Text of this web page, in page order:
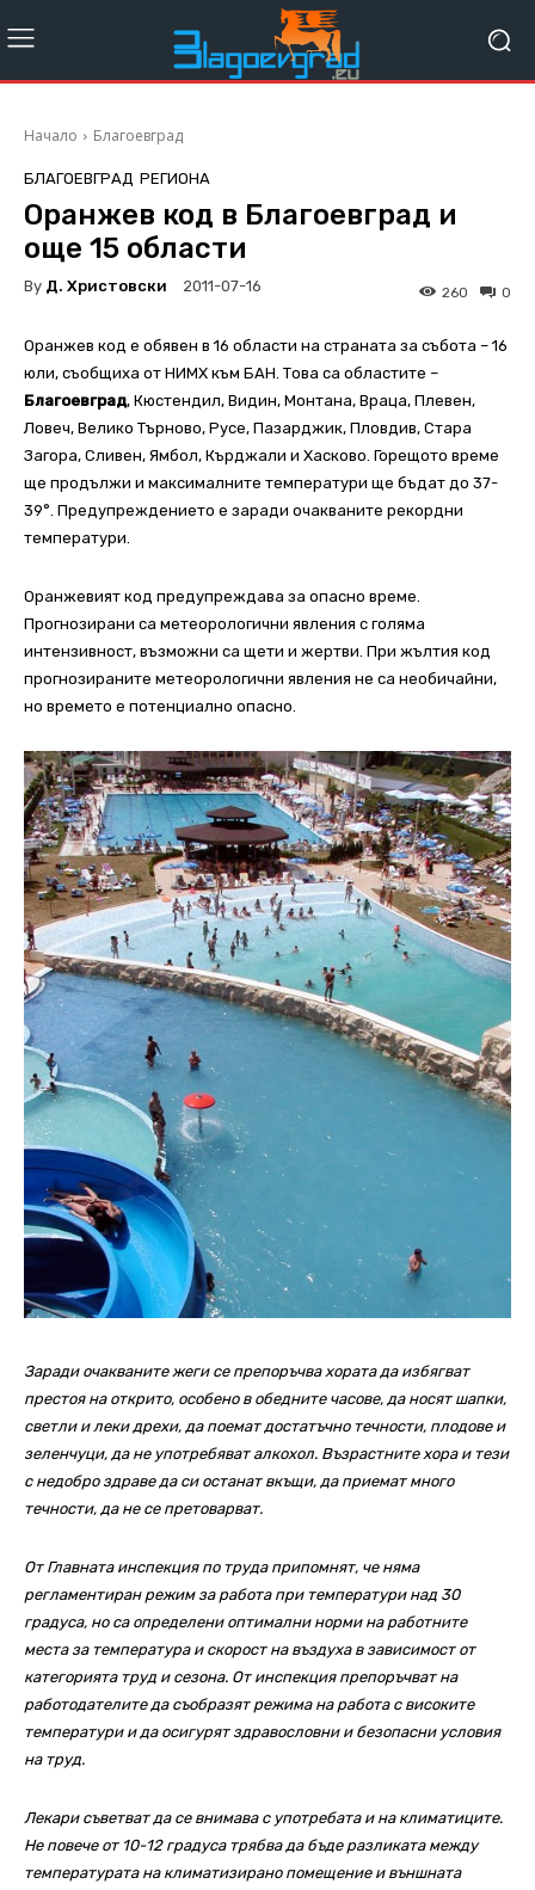
Начало Благоевград
БЛАГОЕВГРАД РЕГИОНА
Оранжев код в Благоевград и
още 15 области
By Д. Христовски 2011-07-16 0
260
Оранжев код е обявен в 16 области на страната за събота – 16
юли, съобщиха от НИМХ към БАН. Това са областите –
Благоевград, Кюстендил, Видин, Монтана, Враца, Плевен,
Ловеч, Велико Търново, Русе, Пазарджик, Пловдив, Стара
Загора, Сливен, Ямбол, Кърджали и Хасково. Горещото време
ще продължи и максималните температури ще бъдат до 37-
39°. Предупреждението е заради очакваните рекордни
температури.
Оранжевият код предупреждава за опасно време.
Прогнозирани са метеорологични явления с голяма
интензивност, възможни са щети и жертви. При жълтия код
прогнозираните метеорологични явления не са необичайни,
но времето е потенциално опасно.
Заради очакваните жеги се препоръчва хората да избягват
престоя на открито, особено в обедните часове, да носят шапки,
светли и леки дрехи, да поемат достатъчно течности, плодове и
зеленчуци, да не употребяват алкохол. Възрастните хора и тези
с недобро здраве да си останат вкъщи, да приемат много
течности, да не се претоварват.
От Главната инспекция по труда припомнят, че няма
регламентиран режим за работа при температури над 30
градуса, но са определени оптимални норми на работните
места за температура и скорост на въздуха в зависимост от
категорията труд и сезона. От инспекция препоръчват на
работодателите да съобразят режима на работа с високите
температури и да осигурят здравословни и безопасни условия
на труд.
Лекари съветват да се внимава с употребата и на климатиците.
Не повече от 10-12 градуса трябва да бъде разликата между
температурата на климатизирано помещение и външната